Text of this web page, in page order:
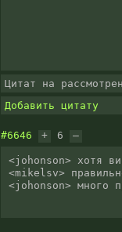
Цитат на
Добавить цитату
#6646 + 6 –
<johonson> хотя
<mikelsv>
<johonson> много